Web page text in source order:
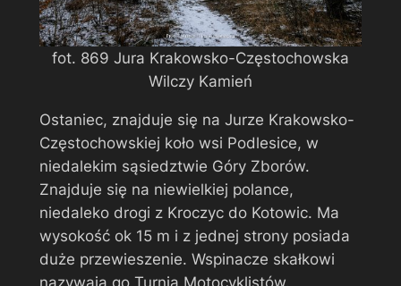
fot. 869 Jura Krakowsko-Częstochowska
Wilczy Kamień
Ostaniec, znajduje się na Jurze Krakowsko-
Częstochowskiej koło wsi Podlesice, w
niedalekim sąsiedztwie Góry Zborów.
Znajduje się na niewielkiej polance,
niedaleko drogi z Kroczyc do Kotowic. Ma
wysokość ok 15 m i z jednej strony posiada
duże przewieszenie. Wspinacze skałkowi
nazywają go Turnią Motocyklistów.